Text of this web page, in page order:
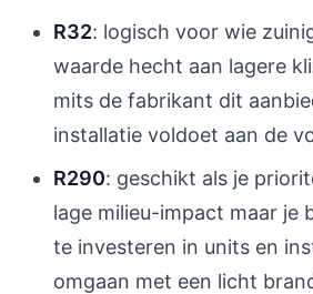
R32: logisch voor wie
waarde hecht aan lagere
mits de fabrikant dit
installatie voldoet aan de
R290: geschikt als je
lage milieu-impact maar je
te investeren in units en
omgaan met een licht